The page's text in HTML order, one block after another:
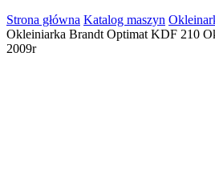
Strona główna Katalog maszyn
Okleiniarka Brandt Optimat KDF 210
2009r